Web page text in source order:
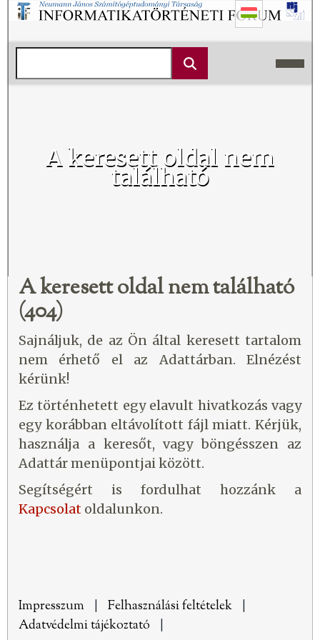
A keresett oldal nem
található
A keresett oldal nem található
(404)
Sajnáljuk, de az Ön által keresett tartalom
nem érhető el az Adattárban. Elnézést
kérünk!
Ez történhetett egy elavult hivatkozás vagy
egy korábban eltávolított fájl miatt. Kérjük,
használja a keresőt, vagy böngésszen az
Adattár menüpontjai között.
Segítségért is fordulhat hozzánk a
Kapcsolat oldalunkon.
Impresszum Felhasználási feltételek
Adatvédelmi tájékoztató